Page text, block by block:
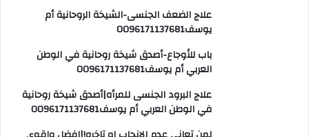
علاج الضعف الجنسى-الشيخة الروحانية أم
يوسف0096171137681
باب للأوجاع-أصدق شيخة روحانية في الوطن
العربي أم يوسف0096171137681
علاج البرود الجنسى للمرأه|أصدق شيخة روحانية
في الوطن العربي أم يوسف0096171137681